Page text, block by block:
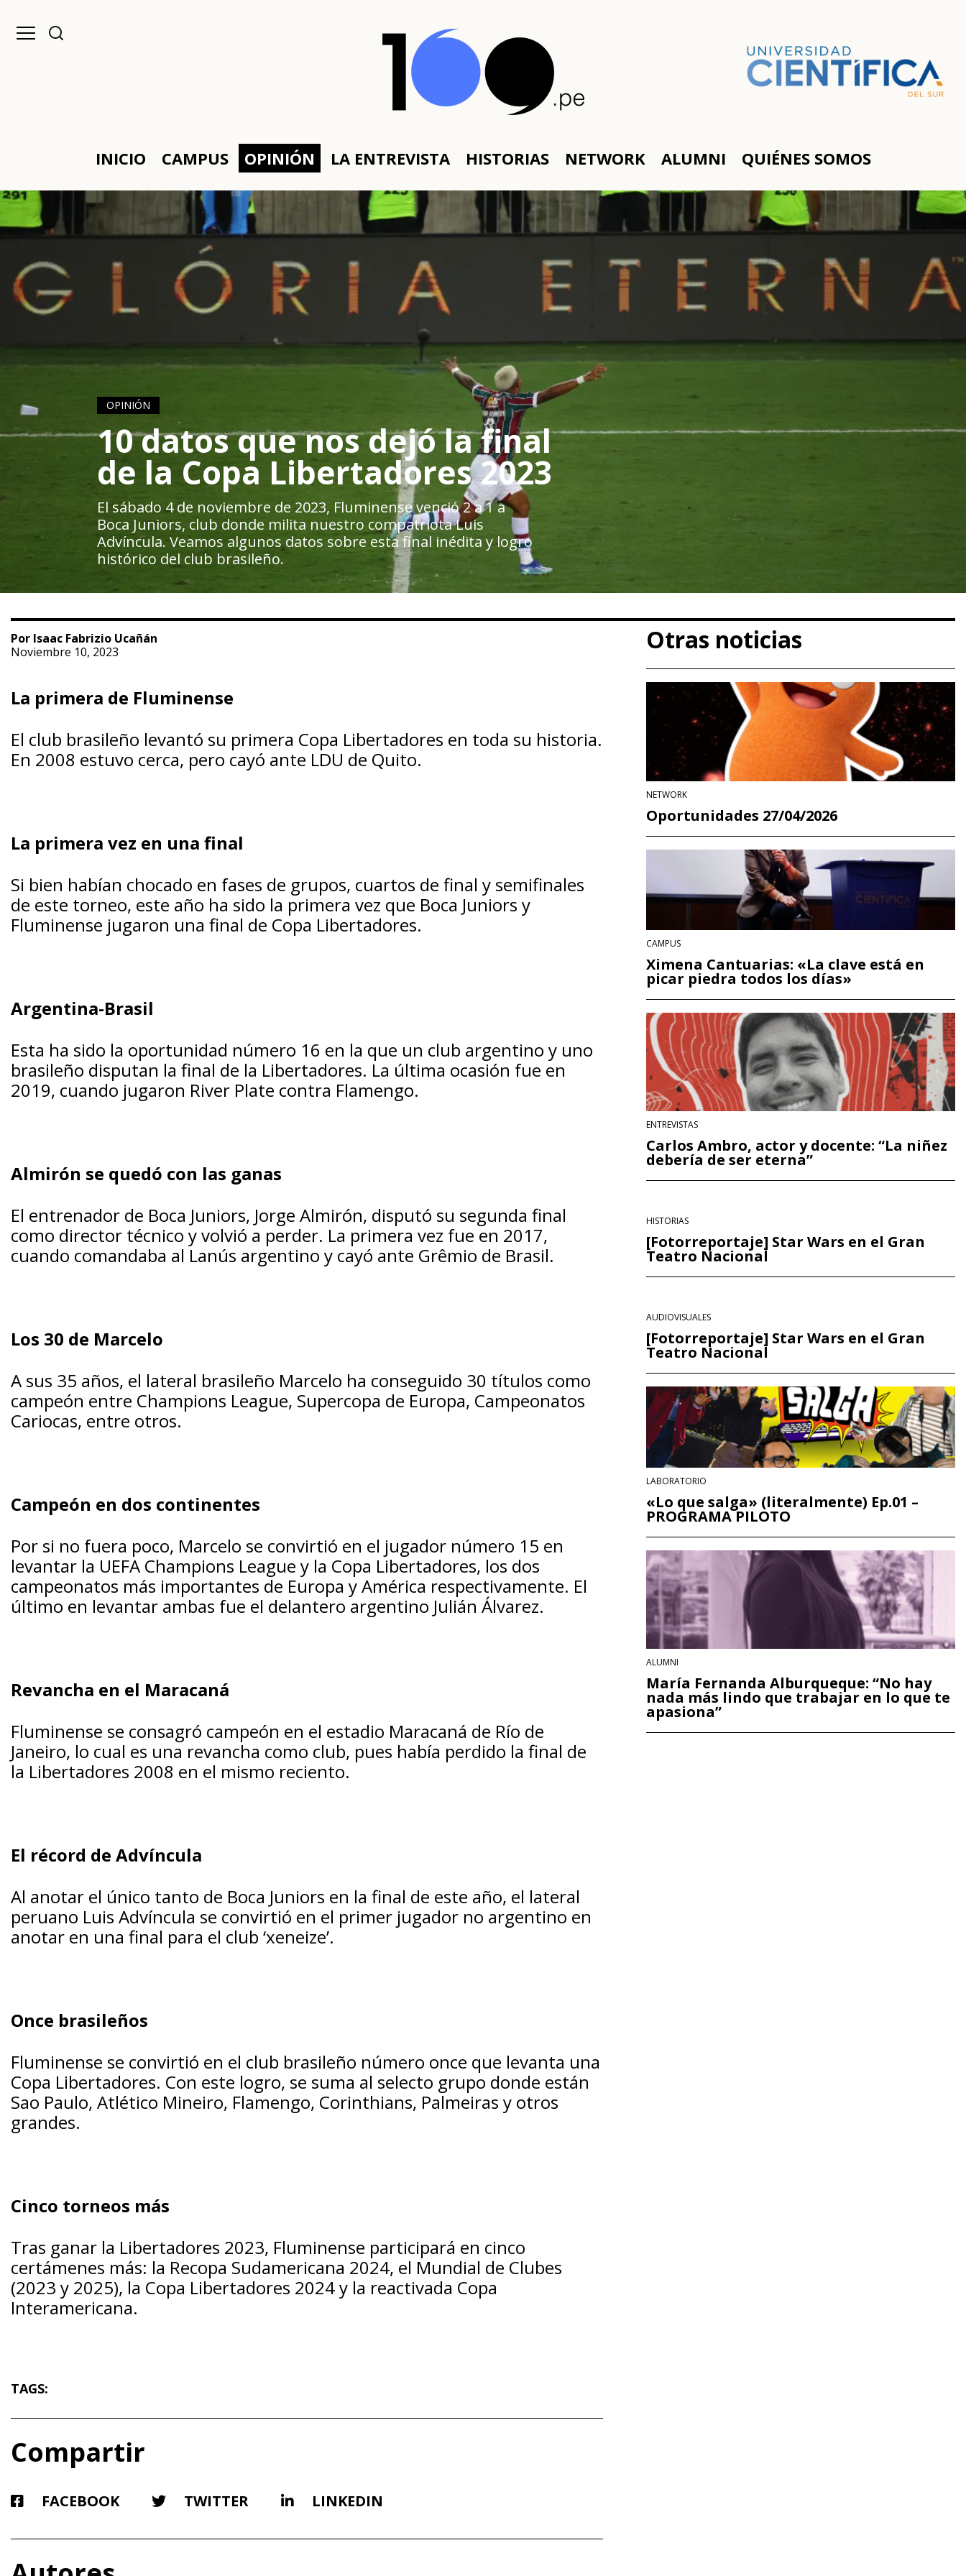
INICIO CAMPUS OPINIÓN LA ENTREVISTA HISTORIAS NETWORK ALUMNI QUIÉNES SOMOS
OPINIÓN
10 datos que nos dejó la final
de la Copa Libertadores 2023
El sábado 4 de noviembre de 2023, Fluminense venció 2 a 1 a
Boca Juniors, club donde milita nuestro compatriota Luis
Advíncula. Veamos algunos datos sobre esta final inédita y logro
histórico del club brasileño.
Por Isaac Fabrizio Ucañán
Noviembre 10, 2023
La primera de Fluminense
El club brasileño levantó su primera Copa Libertadores en toda su historia.
En 2008 estuvo cerca, pero cayó ante LDU de Quito.
La primera vez en una final
Si bien habían chocado en fases de grupos, cuartos de final y semifinales
de este torneo, este año ha sido la primera vez que Boca Juniors y
Fluminense jugaron una final de Copa Libertadores.
Argentina-Brasil
Esta ha sido la oportunidad número 16 en la que un club argentino y uno
brasileño disputan la final de la Libertadores. La última ocasión fue en
2019, cuando jugaron River Plate contra Flamengo.
Almirón se quedó con las ganas
El entrenador de Boca Juniors, Jorge Almirón, disputó su segunda final
como director técnico y volvió a perder. La primera vez fue en 2017,
cuando comandaba al Lanús argentino y cayó ante Grêmio de Brasil.
Los 30 de Marcelo
A sus 35 años, el lateral brasileño Marcelo ha conseguido 30 títulos como
campeón entre Champions League, Supercopa de Europa, Campeonatos
Cariocas, entre otros.
Campeón en dos continentes
Por si no fuera poco, Marcelo se convirtió en el jugador número 15 en
levantar la UEFA Champions League y la Copa Libertadores, los dos
campeonatos más importantes de Europa y América respectivamente. El
último en levantar ambas fue el delantero argentino Julián Álvarez.
Revancha en el Maracaná
Fluminense se consagró campeón en el estadio Maracaná de Río de
Janeiro, lo cual es una revancha como club, pues había perdido la final de
la Libertadores 2008 en el mismo reciento.
El récord de Advíncula
Al anotar el único tanto de Boca Juniors en la final de este año, el lateral
peruano Luis Advíncula se convirtió en el primer jugador no argentino en
anotar en una final para el club ‘xeneize’.
Once brasileños
Fluminense se convirtió en el club brasileño número once que levanta una
Copa Libertadores. Con este logro, se suma al selecto grupo donde están
Sao Paulo, Atlético Mineiro, Flamengo, Corinthians, Palmeiras y otros
grandes.
Cinco torneos más
Tras ganar la Libertadores 2023, Fluminense participará en cinco
certámenes más: la Recopa Sudamericana 2024, el Mundial de Clubes
(2023 y 2025), la Copa Libertadores 2024 y la reactivada Copa
Interamericana.
TAGS:
Compartir
FACEBOOK TWITTER LINKEDIN
Otras noticias
NETWORK
Oportunidades 27/04/2026
CAMPUS
Ximena Cantuarias: «La clave está en
picar piedra todos los días»
ENTREVISTAS
Carlos Ambro, actor y docente: “La niñez
debería de ser eterna”
HISTORIAS
[Fotorreportaje] Star Wars en el Gran
Teatro Nacional
AUDIOVISUALES
[Fotorreportaje] Star Wars en el Gran
Teatro Nacional
LABORATORIO
«Lo que salga» (literalmente) Ep.01 –
PROGRAMA PILOTO
ALUMNI
María Fernanda Alburqueque: “No hay
nada más lindo que trabajar en lo que te
apasiona”